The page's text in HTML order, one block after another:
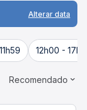
Alterar data
12h00 -
Recomendado